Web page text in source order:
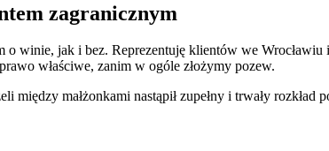
zagranicznym
winie, jak i bez. Reprezentuję klientów we
właściwe, zanim w ogóle złożymy pozew.
między małżonkami nastąpił zupełny i trwały rozkład